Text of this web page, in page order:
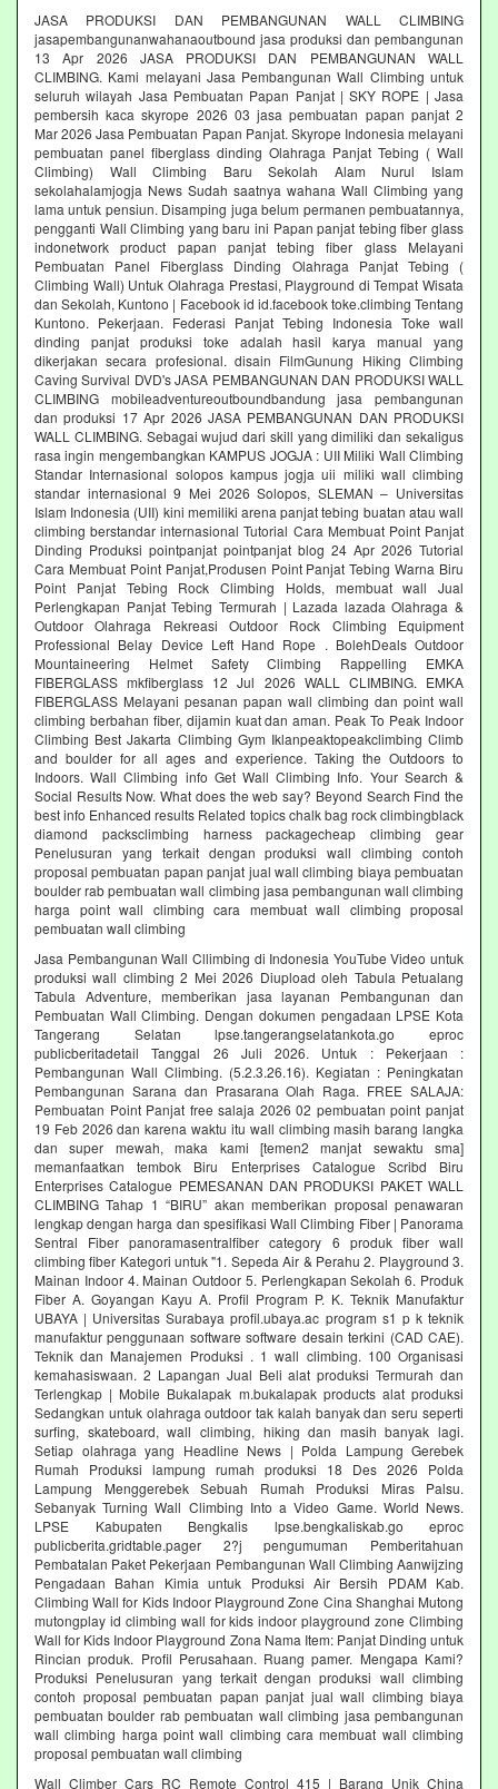
JASA PRODUKSI DAN PEMBANGUNAN WALL CLIMBING
jasapembangunanwahanaoutbound jasa produksi dan pembangunan
13 Apr 2026 JASA PRODUKSI DAN PEMBANGUNAN WALL
CLIMBING. Kami melayani Jasa Pembangunan Wall Climbing untuk
seluruh wilayah Jasa Pembuatan Papan Panjat | SKY ROPE | Jasa
pembersih kaca skyrope 2026 03 jasa pembuatan papan panjat 2
Mar 2026 Jasa Pembuatan Papan Panjat. Skyrope Indonesia melayani
pembuatan panel fiberglass dinding Olahraga Panjat Tebing ( Wall
Climbing) Wall Climbing Baru Sekolah Alam Nurul Islam
sekolahalamjogja News Sudah saatnya wahana Wall Climbing yang
lama untuk pensiun. Disamping juga belum permanen pembuatannya,
pengganti Wall Climbing yang baru ini Papan panjat tebing fiber glass
indonetwork product papan panjat tebing fiber glass Melayani
Pembuatan Panel Fiberglass Dinding Olahraga Panjat Tebing (
Climbing Wall) Untuk Olahraga Prestasi, Playground di Tempat Wisata
dan Sekolah, Kuntono | Facebook id id.facebook toke.climbing Tentang
Kuntono. Pekerjaan. Federasi Panjat Tebing Indonesia Toke wall
dinding panjat produksi toke adalah hasil karya manual yang
dikerjakan secara profesional. disain FilmGunung Hiking Climbing
Caving Survival DVD's JASA PEMBANGUNAN DAN PRODUKSI WALL
CLIMBING mobileadventureoutboundbandung jasa pembangunan
dan produksi 17 Apr 2026 JASA PEMBANGUNAN DAN PRODUKSI
WALL CLIMBING. Sebagai wujud dari skill yang dimiliki dan sekaligus
rasa ingin mengembangkan KAMPUS JOGJA : UII Miliki Wall Climbing
Standar Internasional solopos kampus jogja uii miliki wall climbing
standar internasional 9 Mei 2026 Solopos, SLEMAN – Universitas
Islam Indonesia (UII) kini memiliki arena panjat tebing buatan atau wall
climbing berstandar internasional Tutorial Cara Membuat Point Panjat
Dinding Produksi pointpanjat pointpanjat blog 24 Apr 2026 Tutorial
Cara Membuat Point Panjat,Produsen Point Panjat Tebing Warna Biru
Point Panjat Tebing Rock Climbing Holds, membuat wall Jual
Perlengkapan Panjat Tebing Termurah | Lazada lazada Olahraga &
Outdoor Olahraga Rekreasi Outdoor Rock Climbing Equipment
Professional Belay Device Left Hand Rope . BolehDeals Outdoor
Mountaineering Helmet Safety Climbing Rappelling EMKA
FIBERGLASS mkfiberglass 12 Jul 2026 WALL CLIMBING. EMKA
FIBERGLASS Melayani pesanan papan wall climbing dan point wall
climbing berbahan fiber, dijamin kuat dan aman. Peak To Peak Indoor
Climbing Best Jakarta Climbing Gym‎ Iklanpeaktopeakclimbing Climb
and boulder for all ages and experience. Taking the Outdoors to
Indoors. Wall Climbing‎ info Get Wall Climbing Info. Your Search &
Social Results Now. What does the web say? Beyond Search Find the
best info Enhanced results Related topics chalk bag rock climbingblack
diamond packsclimbing harness packagecheap climbing gear
Penelusuran yang terkait dengan produksi wall climbing contoh
proposal pembuatan papan panjat jual wall climbing biaya pembuatan
boulder rab pembuatan wall climbing jasa pembangunan wall climbing
harga point wall climbing cara membuat wall climbing proposal
pembuatan wall climbing
Jasa Pembangunan Wall Cllimbing di Indonesia YouTube Video untuk
produksi wall climbing 2 Mei 2026 Diupload oleh Tabula Petualang
Tabula Adventure, memberikan jasa layanan Pembangunan dan
Pembuatan Wall Climbing. Dengan dokumen pengadaan LPSE Kota
Tangerang Selatan lpse.tangerangselatankota.go eproc
publicberitadetail Tanggal 26 Juli 2026. Untuk : Pekerjaan :
Pembangunan Wall Climbing. (5.2.3.26.16). Kegiatan : Peningkatan
Pembangunan Sarana dan Prasarana Olah Raga. FREE SALAJA:
Pembuatan Point Panjat free salaja 2026 02 pembuatan point panjat
19 Feb 2026 dan karena waktu itu wall climbing masih barang langka
dan super mewah, maka kami [temen2 manjat sewaktu sma]
memanfaatkan tembok Biru Enterprises Catalogue Scribd Biru
Enterprises Catalogue PEMESANAN DAN PRODUKSI PAKET WALL
CLIMBING Tahap 1 “BIRU” akan memberikan proposal penawaran
lengkap dengan harga dan spesifikasi Wall Climbing Fiber | Panorama
Sentral Fiber panoramasentralfiber category 6 produk fiber wall
climbing fiber Kategori untuk "1. Sepeda Air & Perahu 2. Playground 3.
Mainan Indoor 4. Mainan Outdoor 5. Perlengkapan Sekolah 6. Produk
Fiber A. Goyangan Kayu A. Profil Program P. K. Teknik Manufaktur
UBAYA | Universitas Surabaya profil.ubaya.ac program s1 p k teknik
manufaktur penggunaan software software desain terkini (CAD CAE).
Teknik dan Manajemen Produksi . 1 wall climbing. 100 Organisasi
kemahasiswaan. 2 Lapangan Jual Beli alat produksi Termurah dan
Terlengkap | Mobile Bukalapak m.bukalapak products alat produksi
Sedangkan untuk olahraga outdoor tak kalah banyak dan seru seperti
surfing, skateboard, wall climbing, hiking dan masih banyak lagi.
Setiap olahraga yang Headline News | Polda Lampung Gerebek
Rumah Produksi lampung rumah produksi 18 Des 2026 Polda
Lampung Menggerebek Sebuah Rumah Produksi Miras Palsu.
Sebanyak Turning Wall Climbing Into a Video Game. World News.
LPSE Kabupaten Bengkalis lpse.bengkaliskab.go eproc
publicberita.gridtable.pager 2?j pengumuman Pemberitahuan
Pembatalan Paket Pekerjaan Pembangunan Wall Climbing Aanwijzing
Pengadaan Bahan Kimia untuk Produksi Air Bersih PDAM Kab.
Climbing Wall for Kids Indoor Playground Zone Cina Shanghai Mutong
mutongplay id climbing wall for kids indoor playground zone Climbing
Wall for Kids Indoor Playground Zona Nama Item: Panjat Dinding untuk
Rincian produk. Profil Perusahaan. Ruang pamer. Mengapa Kami?
Produksi Penelusuran yang terkait dengan produksi wall climbing
contoh proposal pembuatan papan panjat jual wall climbing biaya
pembuatan boulder rab pembuatan wall climbing jasa pembangunan
wall climbing harga point wall climbing cara membuat wall climbing
proposal pembuatan wall climbing
Wall Climber Cars RC Remote Control 415 | Barang Unik China